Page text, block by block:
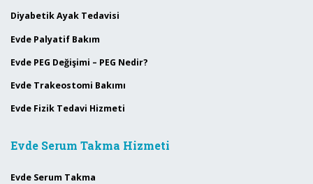
Diyabetik Ayak Tedavisi
Evde Palyatif Bakım
Evde PEG Değişimi – PEG Nedir?
Evde Trakeostomi Bakımı
Evde Fizik Tedavi Hizmeti
Evde Serum Takma Hizmeti
Evde Serum Takma